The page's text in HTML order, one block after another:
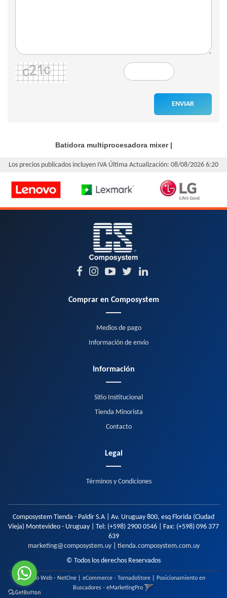
ENVIAR
Batidora multiprocesadora mixer|
Los precios publicados incluyen IVA Última Actualización: 08/08/2026 6:20
Comprar en Composystem
Medios de pago
Información de envío
Información
Sitio Institucional
Tienda Minorista
Contacto
Legal
Términos y Condiciones
Composystem Tienda - Paldir S.A | Av. Uruguay 800, esq Florida (Ciudad
Vieja) Montevideo - Uruguay | Tel: (+598) 2900 0546 | Fax: (+598) 096 377
639
marketing@composystem.uy| tienda.composystem.com.uy
© Todos los derechos Reservados
Diseño Web - NetOne| eCommerce - TornadoStore|
Posicionamiento en
Buscadores - eMarketingPro